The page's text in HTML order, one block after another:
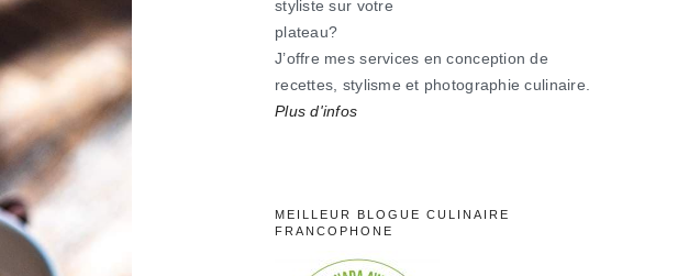
styliste sur votre
plateau?
J’offre mes services en conception de
recettes, stylisme et photographie culinaire.
Plus d'infos
MEILLEUR BLOGUE CULINAIRE
FRANCOPHONE